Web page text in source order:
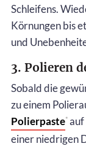
Schleifens.
Körnungen bis
und
3. Polieren
Sobald die
zu einem
Polierpaste* auf
einer niedrigen